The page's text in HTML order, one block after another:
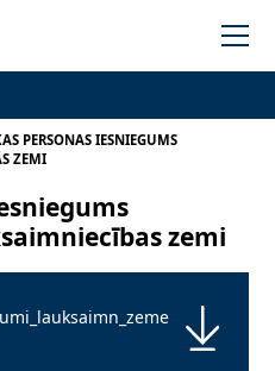
PERSONAS IESNIEGUMS
ZEMI
zemi